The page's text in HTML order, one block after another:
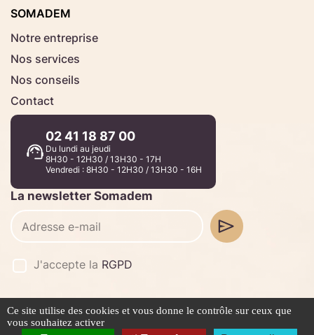
SOMADEM
Notre entreprise
Nos services
Nos conseils
Contact
02 41 18 87 00
Du lundi au jeudi
8H30 - 12H30 / 13H30 - 17H
Vendredi : 8H30 - 12H30 / 13H30 - 16H
La newsletter Somadem
J'accepte la RGPD
©2026 -Stafe.fr
Mentions légales
Politique de confidentialité
Ce site utilise des cookies et vous donne le contrôle sur ceux que
vous souhaitez activer